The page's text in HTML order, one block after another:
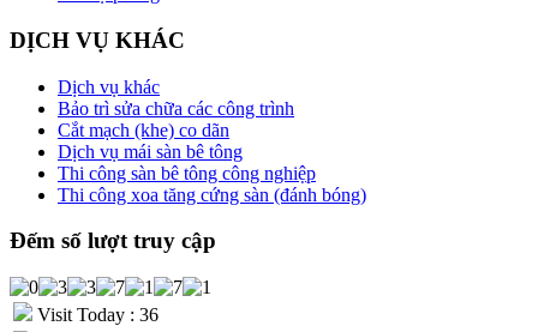
DỊCH VỤ KHÁC
Dịch vụ khác
Bảo trì sửa chữa các công trình
Cắt mạch (khe) co dãn
Dịch vụ mái sàn bê tông
Thi công sàn bê tông công nghiệp
Thi công xoa tăng cứng sàn (đánh bóng)
Đếm số lượt truy cập
Visit Today : 36